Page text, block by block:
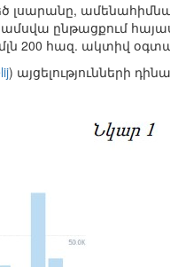
լսարանը,
ամսվա ընթացքում
200 հազ. ակտիվ
) այցելությունների